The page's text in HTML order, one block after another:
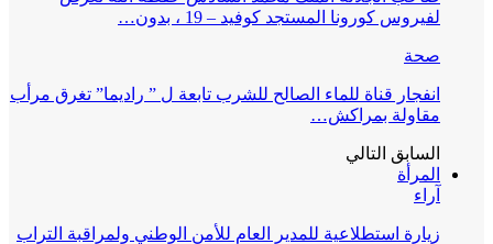
لفيروس كورونا المستجد كوفيد – 19 ، بدون…
صحة
انفجار قناة للماء الصالح للشرب تابعة ل ” راديما” تغرق مرأب
مقاولة بمراكش…
السابق التالي
المرأة
آراء
زيارة استطلاعية للمدير العام للأمن الوطني ولمراقبة التراب